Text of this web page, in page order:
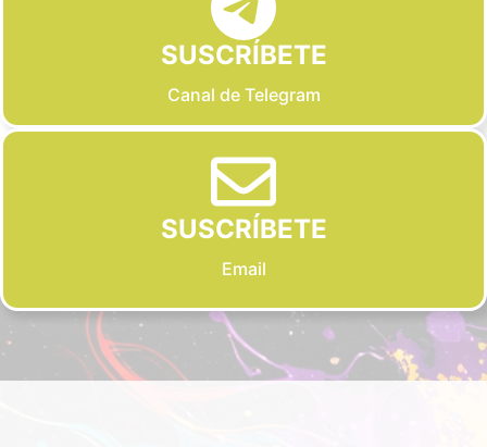
SUSCRÍBETE
Canal de Telegram
SUSCRÍBETE
Email